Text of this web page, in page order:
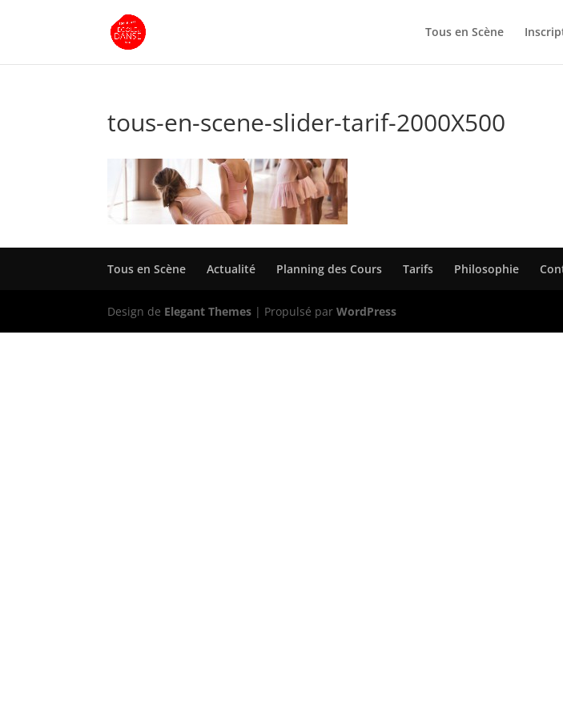
Tous en Scène
tous-en-scene-slider-tarif-2000X500
Tous en Scène Actualité Planning des Cours Tarifs Philosophie
Design de Elegant Themes | Propulsé parWordPress